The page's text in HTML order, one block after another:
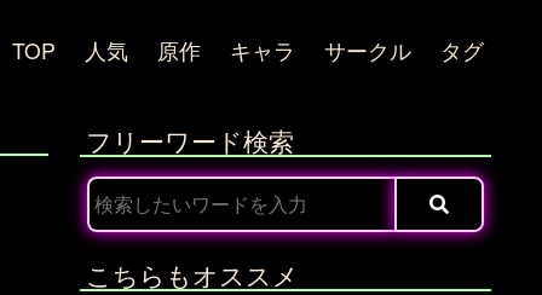
TOP 人気 原作 キャラ サークル タグ
フリーワード検索
こちらもオススメ